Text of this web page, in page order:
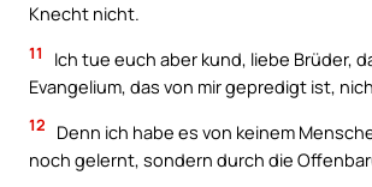
Knecht nicht.
11
Ich tue euch aber kund, liebe Brüder,
Evangelium, das von mir gepredigt ist,
12
Denn ich habe es von keinem
noch gelernt, sondern durch die